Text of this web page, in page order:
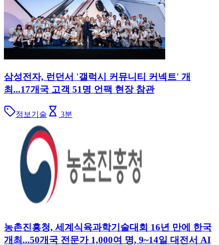
삼성전자, 런던서 '갤럭시 커뮤니티 커넥트' 개
최...17개국 고객 51명 언팩 현장 참관
정보기술 3분
농촌진흥청, 세계식육과학기술대회 16년 만에 한국
개최...50개국 전문가 1,000여 명, 9~14일 대전서 AI